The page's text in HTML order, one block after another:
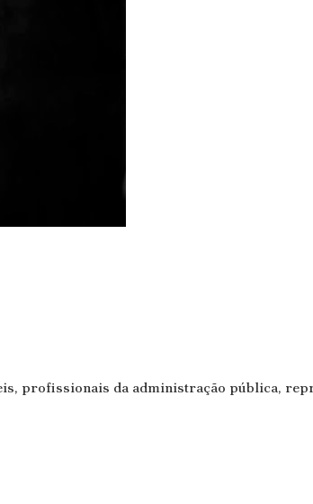
profissionais da administração pública,